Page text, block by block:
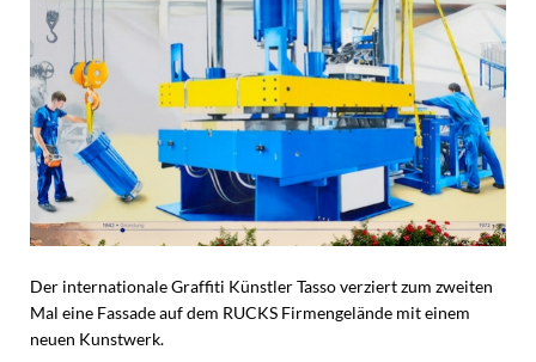
Der internationale Graffiti Künstler Tasso verziert zum zweiten
Mal eine Fassade auf dem RUCKS Firmengelände mit einem
neuen Kunstwerk.